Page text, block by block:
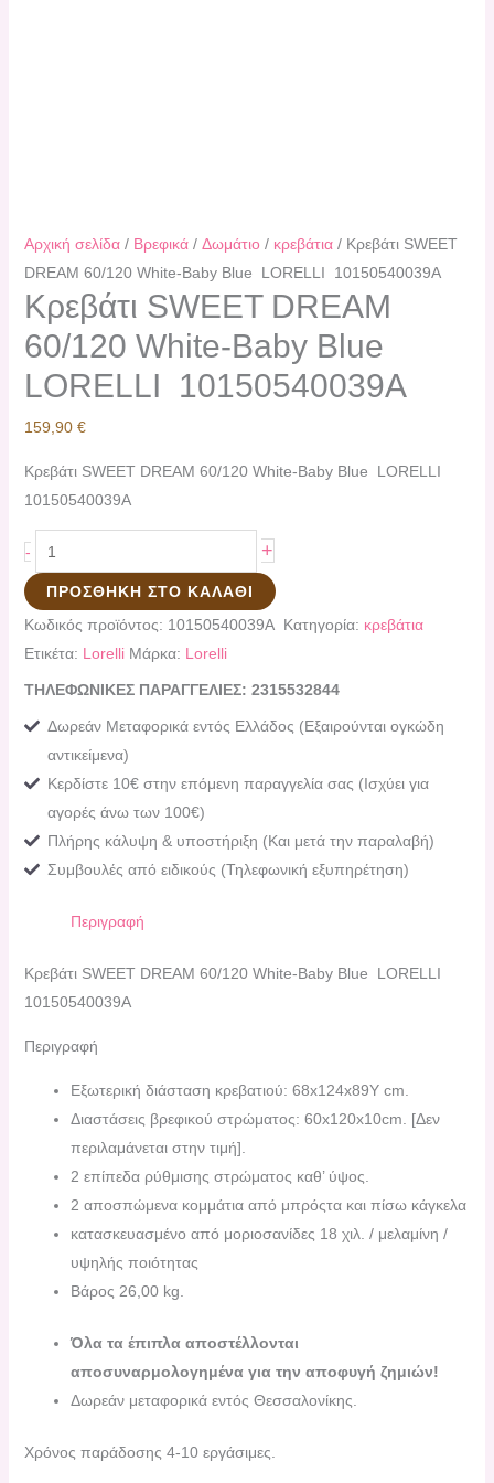
Αρχική σελίδα/ Βρεφικά/ Δωμάτιο/ κρεβάτια/ Κρεβάτι SWEET
DREAM 60/120 White-Baby Blue LORELLI 10150540039A
Κρεβάτι SWEET DREAM
60/120 White-Baby Blue
LORELLI 10150540039A
159,90 €
Κρεβάτι SWEET DREAM 60/120 White-Baby Blue LORELLI
10150540039A
- +
ΠΡΟΣΘΉΚΗ ΣΤΟ ΚΑΛΆΘΙ
Κωδικός προϊόντος: 10150540039A Κατηγορία: κρεβάτια
Ετικέτα: Lorelli Μάρκα: Lorelli
ΤΗΛΕΦΩΝΙΚΕΣ ΠΑΡΑΓΓΕΛΙΕΣ: 2315532844
Δωρεάν Μεταφορικά εντός Ελλάδος (Εξαιρούνται ογκώδη
αντικείμενα)
Κερδίστε 10€ στην επόμενη παραγγελία σας (Ισχύει για
αγορές άνω των 100€)
Πλήρης κάλυψη & υποστήριξη (Και μετά την παραλαβή)
Συμβουλές από ειδικούς (Τηλεφωνική εξυπηρέτηση)
Περιγραφή
Κρεβάτι SWEET DREAM 60/120 White-Baby Blue LORELLI
10150540039A
Περιγραφή
Εξωτερική διάσταση κρεβατιού: 68x124x89Υ cm.
Διαστάσεις βρεφικού στρώματος: 60x120x10cm. [Δεν
περιλαμάνεται στην τιμή].
2 επίπεδα ρύθμισης στρώματος καθ’ ύψος.
2 αποσπώμενα κομμάτια από μπρόςτα και πίσω κάγκελα
κατασκευασμένο από μοριοσανίδες 18 χιλ. / μελαμίνη /
υψηλής ποιότητας
Βάρος 26,00 kg.
Όλα τα έπιπλα αποστέλλονται
αποσυναρμολογημένα για την αποφυγή ζημιών!
Δωρεάν μεταφορικά εντός Θεσσαλονίκης.
Χρόνος παράδοσης 4-10 εργάσιμες.